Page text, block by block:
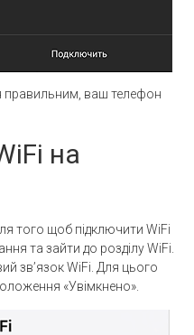
правильним, ваш телефон
на
того щоб підключити WiFi
та зайти до розділу WiFi.
зв’язок WiFi. Для цього
«Увімкнено».